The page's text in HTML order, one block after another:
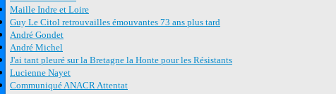
Maille Indre et Loire
Guy Le Citol retrouvailles émouvantes 73 ans plus tard
André Gondet
André Michel
J'ai tant pleuré sur la Bretagne la Honte pour les Résistants
Lucienne Nayet
Communiqué ANACR Attentat